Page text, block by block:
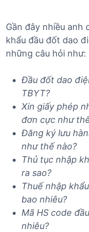
Gần đây nhiều anh
khẩu đầu đốt dao
những câu hỏi như:
Đầu đốt dao
TBYT?
Xin giấy phép
đơn cực như
Đăng ký lưu
như thế nào?
Thủ tục nhập
ra sao?
Thuế nhập
bao nhiêu?
Mã HS code
nhiêu?